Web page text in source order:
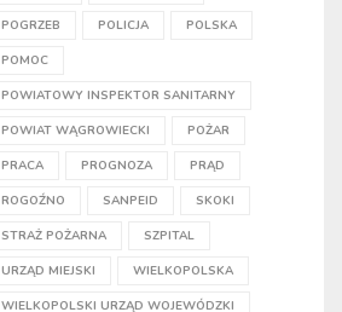
POGRZEB POLICJA POLSKA
POMOC
POWIATOWY INSPEKTOR SANITARNY
POWIAT WĄGROWIECKI POŻAR
PRACA PROGNOZA PRĄD
ROGOŹNO SANPEID SKOKI
STRAŻ POŻARNA SZPITAL
URZĄD MIEJSKI WIELKOPOLSKA
WIELKOPOLSKI URZĄD WOJEWÓDZKI